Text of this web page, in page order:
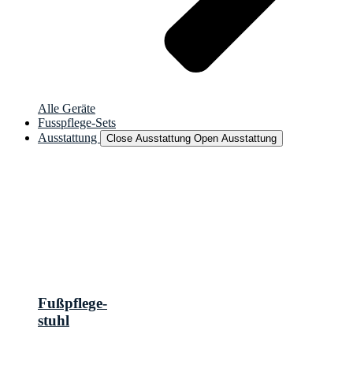
Alle Geräte
Fusspflege-Sets
Ausstattung
Close Ausstattung Open Ausstattung
Fußpflege-
stuhl